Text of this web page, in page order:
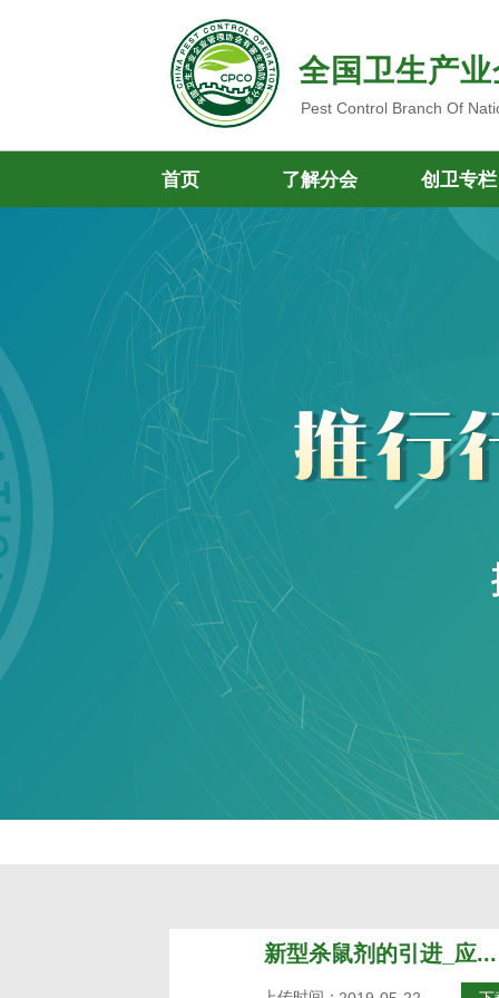
全国卫生产
Pest Control Branch Of
首页 了解分会 创卫专栏
新型杀鼠剂的引进_应...